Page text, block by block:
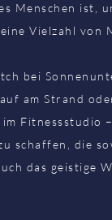
Menschen ist,
Vielzahl von
bei
am Strand
Fitnessstudio
schaffen, die
das geistige